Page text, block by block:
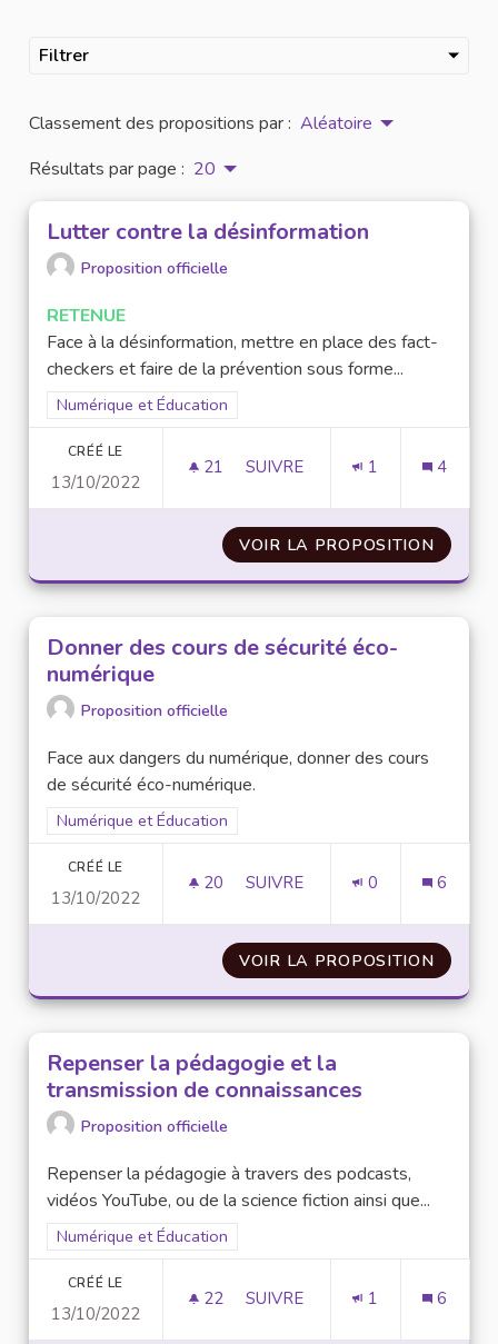
Filtrer
Classement des propositions par : Aléatoire
Résultats par page : 20
Lutter contre la désinformation
Proposition officielle
RETENUE
Face à la désinformation, mettre en place des fact-
checkers et faire de la prévention sous forme...
Filtrer les résultats pour le secteur : Numérique et Éducation
Numérique et Éducation
CRÉÉ LE
13/10/2022
21 21 ABONNÉS
SUIVRE 1 4
VOIR LA PROPOSITION
Donner des cours de sécurité éco-
numérique
Proposition officielle
Face aux dangers du numérique, donner des cours
de sécurité éco-numérique.
Filtrer les résultats pour le secteur : Numérique et Éducation
Numérique et Éducation
CRÉÉ LE
13/10/2022
20 20 ABONNÉS
SUIVRE 0 6
VOIR LA PROPOSITION
Repenser la pédagogie et la
transmission de connaissances
Proposition officielle
Repenser la pédagogie à travers des podcasts,
vidéos YouTube, ou de la science fiction ainsi que...
Filtrer les résultats pour le secteur : Numérique et Éducation
Numérique et Éducation
CRÉÉ LE
13/10/2022
22 22 ABONNÉS
SUIVRE 1 6